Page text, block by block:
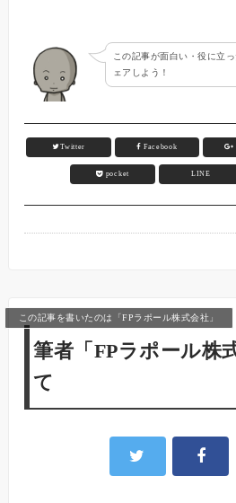
この記事が面白い・役に立
ェアしよう！
Twitter Facebook
pocket LINE
この記事を書いたのは「FPラポール株式会社」
筆者「FPラポール株
て